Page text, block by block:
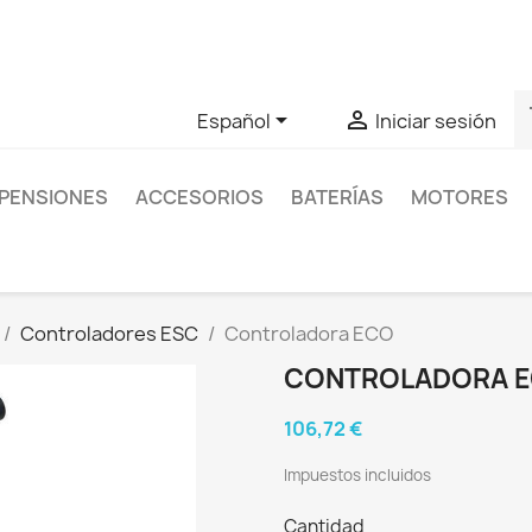
Español  Iniciar sesión
ACCESORIOS BATERÍAS MOTORES
Controladores ESC Controladora ECO
CONTROLADORA
106,72 €
Impuestos incluidos
Cantidad